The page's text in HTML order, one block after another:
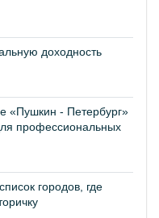
доходность
«Пушкин - Петербург»
профессиональных
городов, где